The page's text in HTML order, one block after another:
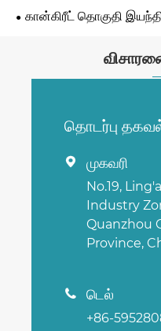
கான்கிரீட் தொகுதி
தொடர்பு
 முகவரி
No.19,
Industry
Quanzhou
Province,
 டெல்
+86-